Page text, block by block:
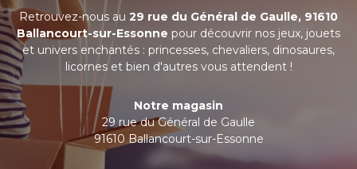
Retrouvez-nous au 29 rue du Général de Gaulle, 91610
Ballancourt-sur-Essonne pour découvrir nos jeux, jouets
et univers enchantés : princesses, chevaliers, dinosaures,
licornes et bien d'autres vous attendent !
Notre magasin
29 rue du Général de Gaulle
91610 Ballancourt-sur-Essonne